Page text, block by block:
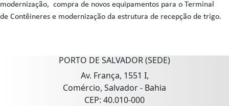
modernização, compra de novos equipamentos para o Terminal
de Contêineres e modernização da estrutura de recepção de trigo.
PORTO DE SALVADOR (SEDE)
Av. França, 1551 I,
Comércio, Salvador - Bahia
CEP: 40.010-000